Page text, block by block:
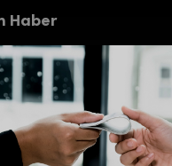
Haber